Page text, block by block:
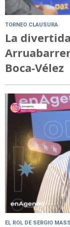
TORNEO CLAUSURA
La
Boca-Vélez
EL ROL DE SERGIO